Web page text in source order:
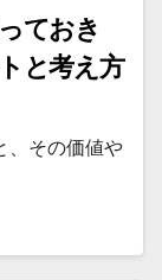
ておき
と考え方
、その価値や